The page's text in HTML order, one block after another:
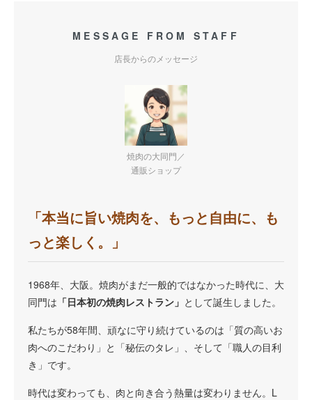
MESSAGE FROM STAFF
店長からのメッセージ
焼肉の大同門／
通販ショップ
「本当に旨い焼肉を、もっと自由に、も
っと楽しく。」
1968年、大阪。焼肉がまだ一般的ではなかった時代に、大
同門は 「日本初の焼肉レストラン」 として誕生しました。
私たちが58年間、頑なに守り続けているのは「質の高いお
肉へのこだわり」と「秘伝のタレ」、そして「職人の目利
き」です。
時代は変わっても、肉と向き合う熱量は変わりません。L